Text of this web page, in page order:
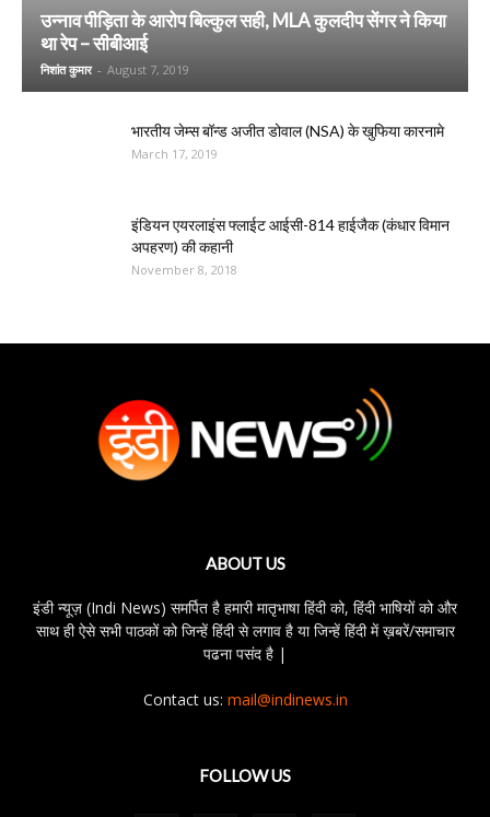
उन्नाव पीड़िता के आरोप बिल्कुल सही, MLA कुलदीप सेंगर ने किया
था रेप – सीबीआई
निशांत कुमार - August 7, 2019
भारतीय जेम्स बॉन्ड अजीत डोवाल (NSA) के खुफिया कारनामे
March 17, 2019
इंडियन एयरलाइंस फ्लाईट आईसी-814 हाईजैक (कंधार विमान
अपहरण) की कहानी
November 8, 2018
ABOUT US
इंडी न्यूज़ (Indi News) समर्पित है हमारी मातृभाषा हिंदी को, हिंदी भाषियों को और
साथ ही ऐसे सभी पाठकों को जिन्हें हिंदी से लगाव है या जिन्हें हिंदी में ख़बरें/समाचार
पढना पसंद है |
Contact us: mail@indinews.in
FOLLOW US